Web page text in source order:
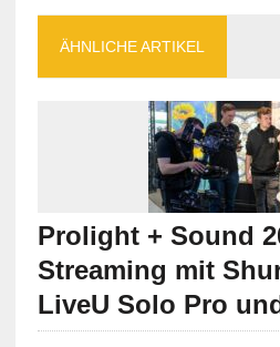
ÄHNLICHE ARTIKEL
Prolight + Sound
Streaming mit
LiveU Solo Pro